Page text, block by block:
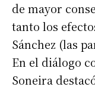
de mayor
tanto los
Sánchez (las
En el diálogo
Soneira